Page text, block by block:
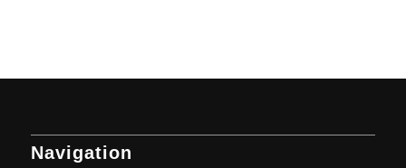
Navigation